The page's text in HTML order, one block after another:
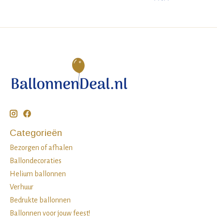
Categorieën
Bezorgen of afhalen
Ballondecoraties
Helium ballonnen
Verhuur
Bedrukte ballonnen
Ballonnen voor jouw feest!